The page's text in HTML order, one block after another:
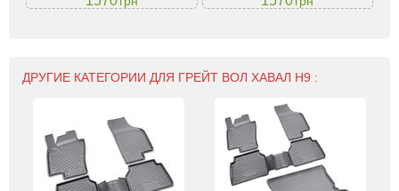
ДРУГИЕ КАТЕГОРИИ ДЛЯ ГРЕЙТ ВОЛ ХАВАЛ H9 :